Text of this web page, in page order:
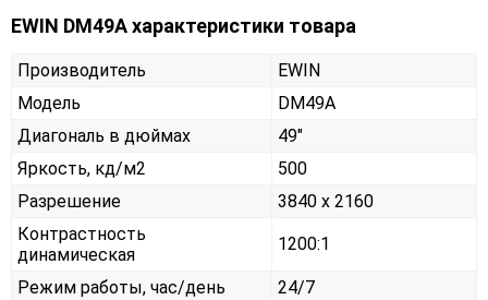
EWIN DM49A характеристики товара
Производитель
EWIN
Модель
DM49A
Диагональ в дюймах
49"
Яркость, кд/м2
500
Разрешение
3840 x 2160
Контрастность
динамическая
1200:1
Режим работы, час/день
24/7